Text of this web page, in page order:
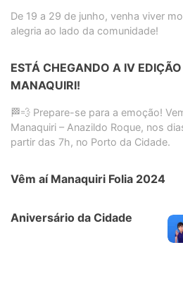
De 19 a 29 de junho, venha viver
alegria ao lado da comunidade!
ESTÁ CHEGANDO A IV
MANAQUIRI!
🏁💨 Prepare-se para a emoção!
Manaquiri – Anazildo Roque, nos
partir das 7h, no Porto da Cidade.
Vêm aí Manaquiri Folia 2024
Aniversário da Cidade